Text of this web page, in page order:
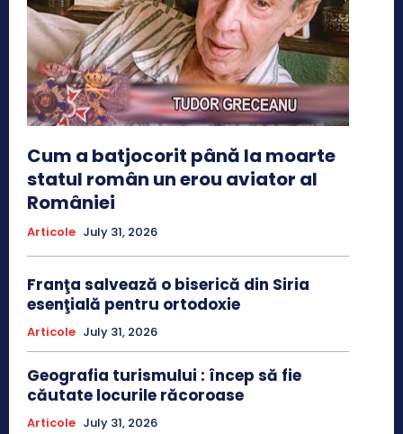
Cum a batjocorit până la moarte
statul român un erou aviator al
României
Articole July 31, 2026
Franţa salvează o biserică din Siria
esenţială pentru ortodoxie
Articole July 31, 2026
Geografia turismului : încep să fie
căutate locurile răcoroase
Articole July 31, 2026